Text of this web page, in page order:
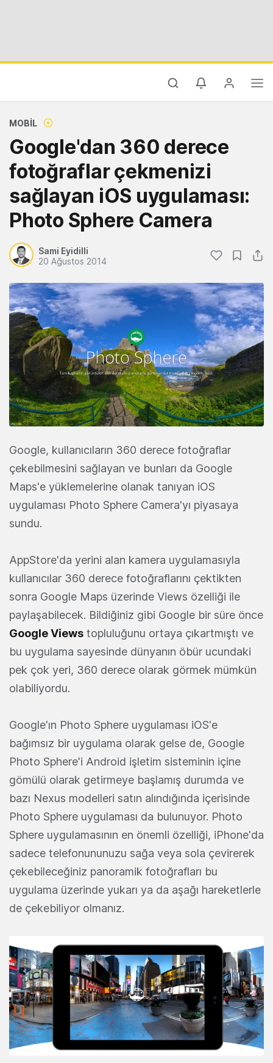
MOBIL
Google'dan 360 derece
fotoğraflar çekmenizi
sağlayan iOS uygulaması:
Photo Sphere Camera
Sami Eyidilli
20 Ağustos 2014
Google, kullanıcıların 360 derece fotoğraflar
çekebilmesini sağlayan ve bunları da Google
Maps'e yüklemelerine olanak tanıyan iOS
uygulaması Photo Sphere Camera'yı piyasaya
sundu.
AppStore'da yerini alan kamera uygulamasıyla
kullanıcılar 360 derece fotoğraflarını çektikten
sonra Google Maps üzerinde Views özelliği ile
paylaşabilecek. Bildiğiniz gibi Google bir süre önce
Google Views topluluğunu ortaya çıkartmıştı ve
bu uygulama sayesinde dünyanın öbür ucundaki
pek çok yeri, 360 derece olarak görmek mümkün
olabiliyordu.
Google'ın Photo Sphere uygulaması iOS'e
bağımsız bir uygulama olarak gelse de, Google
Photo Sphere'i Android işletim sisteminin içine
gömülü olarak getirmeye başlamış durumda ve
bazı Nexus modelleri satın alındığında içerisinde
Photo Sphere uygulaması da bulunuyor. Photo
Sphere uygulamasının en önemli özelliği, iPhone'da
sadece telefonununuzu sağa veya sola çevirerek
çekebileceğiniz panoramik fotoğrafları bu
uygulama üzerinde yukarı ya da aşağı hareketlerle
de çekebiliyor olmanız.